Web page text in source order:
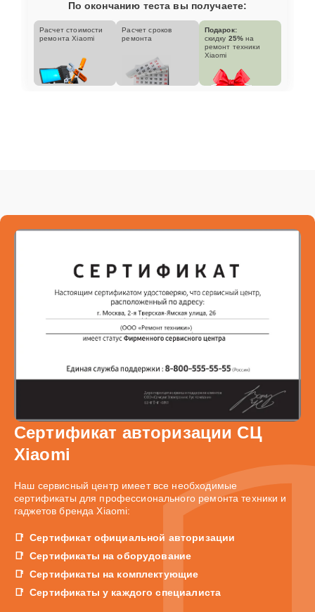
По окончанию теста вы получаете:
Расчет стоимости
ремонта Xiaomi
Расчет сроков
ремонта
Подарок:
скидку 25% на
ремонт техники
Xiaomi
Сертификат авторизации СЦ
Xiaomi
Наш сервисный центр имеет все необходимые
сертификаты для профессионального ремонта техники и
гаджетов бренда Xiaomi:
Сертификат официальной авторизации
Сертификаты на оборудование
Сертификаты на комплектующие
Сертификаты у каждого специалиста